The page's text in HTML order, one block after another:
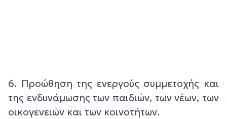
6. Προώθηση της ενεργούς συμμετοχής και
της ενδυνάμωσης των παιδιών, των νέων, των
οικογενειών και των κοινοτήτων.